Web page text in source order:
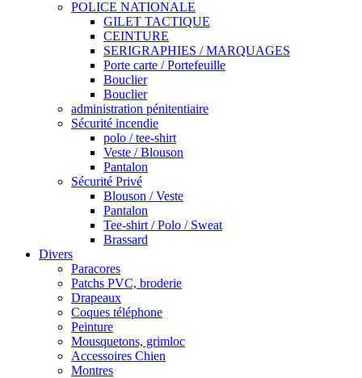
POLICE NATIONALE
GILET TACTIQUE
CEINTURE
SERIGRAPHIES / MARQUAGES
Porte carte / Portefeuille
Bouclier
Bouclier
administration pénitentiaire
Sécurité incendie
polo / tee-shirt
Veste / Blouson
Pantalon
Sécurité Privé
Blouson / Veste
Pantalon
Tee-shirt / Polo / Sweat
Brassard
Divers
Paracores
Patchs PVC, broderie
Drapeaux
Coques téléphone
Peinture
Mousquetons, grimloc
Accessoires Chien
Montres